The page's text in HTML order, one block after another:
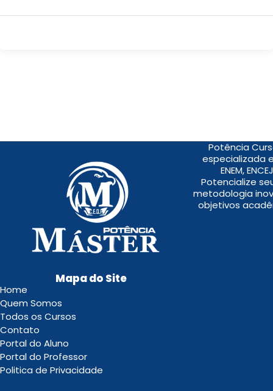
Potência
especializada
ENEM,
Potencialize
metodologia
objetivos
Mapa do Site
Home
Quem Somos
Todos os Cursos
Contato
Portal do Aluno
Portal do Professor
Politica de Privacidade